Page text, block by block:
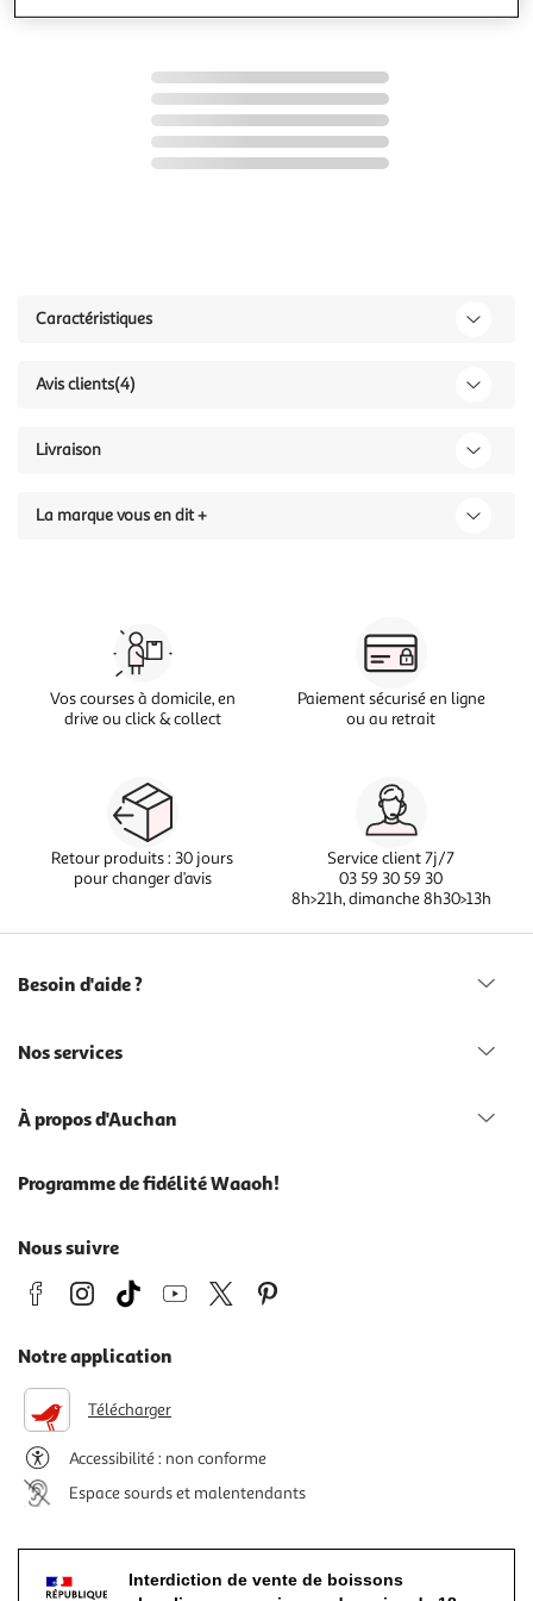
Caractéristiques
Avis clients(4)
Livraison
La marque vous en dit +
Vos courses à domicile, en
drive ou click & collect
Paiement sécurisé en ligne
ou au retrait
Retour produits : 30 jours
pour changer d’avis
Service client 7j/7
03 59 30 59 30
8h>21h, dimanche 8h30>13h
Besoin d'aide ?
Nos services
À propos d'Auchan
Programme de fidélité Waaoh!
Nous suivre
Notre application
Télécharger
Accessibilité : non conforme
Espace sourds et malentendants
Interdiction de vente de boissons